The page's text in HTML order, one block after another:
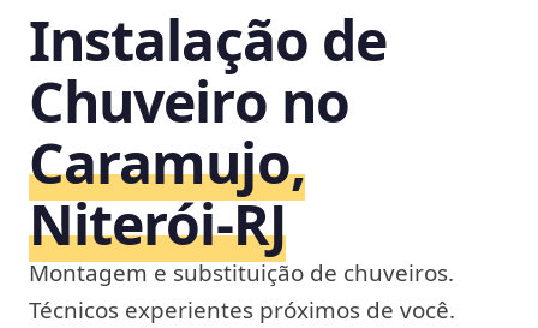
Instalação de
Chuveiro no
Caramujo,
Niterói‑RJ
Montagem e substituição de chuveiros.
Técnicos experientes próximos de você.